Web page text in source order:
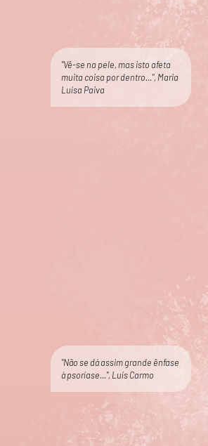
"Vê-se na pele, mas isto afeta
muita coisa por dentro...", Maria
Luísa Paiva
"Não se dá assim grande ênfase
à psoríase...", Luís Carmo